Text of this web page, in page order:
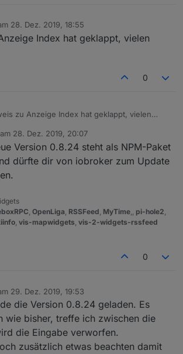
28. Dez. 2019, 18:55
von
Index hat geklappt, vielen
0
zu Anzeige Index hat geklappt, vielen
28. Dez. 2019, 20:07
von
Version 0.8.24 steht als NPM-Paket
dürfte dir von iobroker zum Update
, OpenLiga, RSSFeed, MyTime,, pi-hole2,
, vis-mapwidgets, vis-2-widgets-rssfeed
0
29. Dez. 2019, 19:53
von
die Version 0.8.24 geladen. Es
wie bisher, treffe ich zwischen die
die Eingabe verworfen.
zusätzlich etwas beachten damit